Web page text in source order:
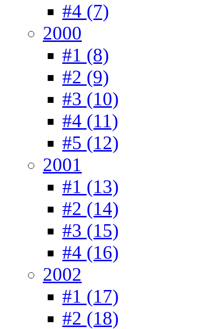
#4 (7)
2000
#1 (8)
#2 (9)
#3 (10)
#4 (11)
#5 (12)
2001
#1 (13)
#2 (14)
#3 (15)
#4 (16)
2002
#1 (17)
#2 (18)